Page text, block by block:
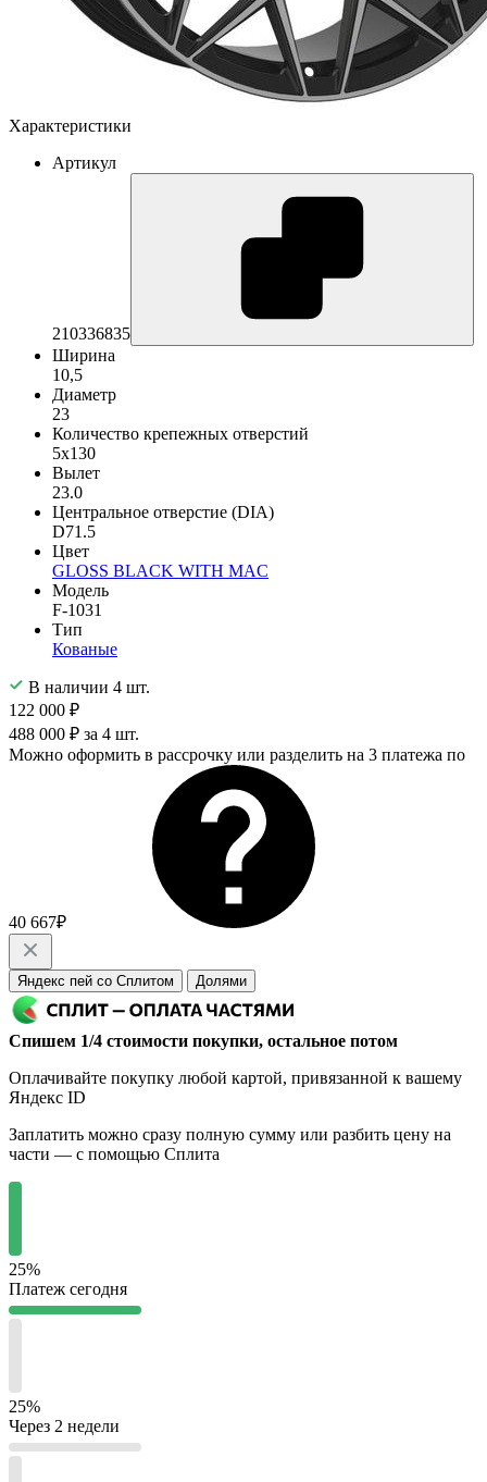
Характеристики
Артикул
210336835
Ширина
10,5
Диаметр
23
Количество крепежных отверстий
5x130
Вылет
23.0
Центральное отверстие (DIA)
D71.5
Цвет
GLOSS BLACK WITH MAC
Модель
F-1031
Тип
Кованые
В наличии 4 шт.
122 000 ₽
488 000 ₽ за 4 шт.
Можно оформить в рассрочку или разделить на 3 платежа по
40 667₽
Яндекс пей со Сплитом Долями
Спишем 1/4 стоимости покупки, остальное потом
Оплачивайте покупку любой картой, привязанной к вашему
Яндекс ID
Заплатить можно сразу полную сумму или разбить цену на
части — с помощью Сплита
25%
Платеж сегодня
25%
Через 2 недели